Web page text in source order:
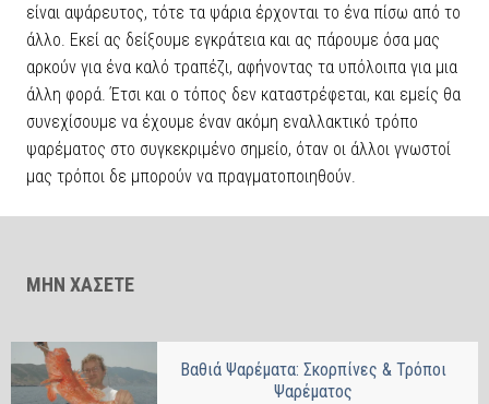
είναι αψάρευτος, τότε τα ψάρια έρχονται το ένα πίσω από το
άλλο. Εκεί ας δείξουμε εγκράτεια και ας πάρουμε όσα μας
αρκούν για ένα καλό τραπέζι, αφήνοντας τα υπόλοιπα για μια
άλλη φορά. Έτσι και ο τόπος δεν καταστρέφεται, και εμείς θα
συνεχίσουμε να έχουμε έναν ακόμη εναλλακτικό τρόπο
ψαρέματος στο συγκεκριμένο σημείο, όταν οι άλλοι γνωστοί
μας τρόποι δε μπορούν να πραγματοποιηθούν.
ΜΗΝ ΧΑΣΕΤΕ
Βαθιά Ψαρέματα: Σκορπίνες & Τρόποι
Ψαρέματος